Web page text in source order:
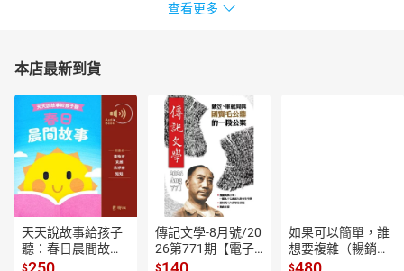
查看更多
本店最新到貨
天天說故事給孩子
聽：春日晨間故事
【有聲書】
傳記文學-8月號/20
26第771期【電子
書】
如果可以簡單，誰
想要複雜（暢銷經
典新編版）【電子